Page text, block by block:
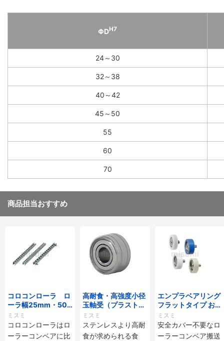
ΦDH7
24～30
32～38
40～42
45～50
55
60
70
商品担当おすすめ
コロコンローラ ロ
ーラ幅25mm・50
mmタイプ
ミスミ
コロコンローラはロ
ーラーコンベアに比
高耐食・高強度小径
玉軸受（プラストロ
ベアリング）
ミスミ
ステンレスより高耐
食が求められる食
エンプラベアリング
フラットタイプ おね
じ付
ミスミ
安全カバー不要なロ
ーラーコンベア搬送